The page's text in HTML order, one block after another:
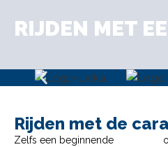
RIJDEN MET
Rijden met de
Zelfs een beginnende